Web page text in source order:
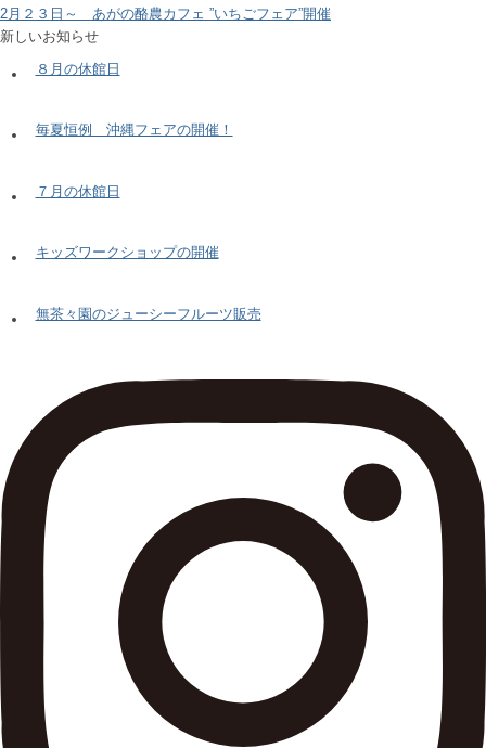
2月２３日～ あがの酪農カフェ ”いちごフェア”開催
新しいお知らせ
８月の休館日
毎夏恒例 沖縄フェアの開催！
７月の休館日
キッズワークショップの開催
無茶々園のジューシーフルーツ販売